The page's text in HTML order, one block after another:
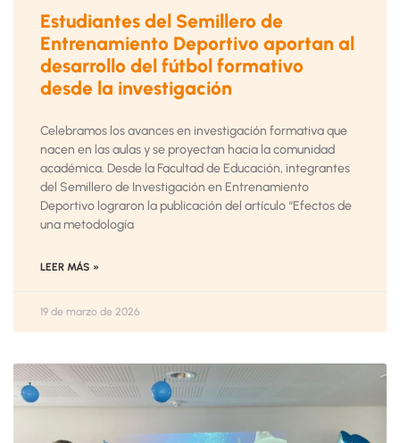
Estudiantes del Semillero de
Entrenamiento Deportivo aportan al
desarrollo del fútbol formativo
desde la investigación
Celebramos los avances en investigación formativa que
nacen en las aulas y se proyectan hacia la comunidad
académica. Desde la Facultad de Educación, integrantes
del Semillero de Investigación en Entrenamiento
Deportivo lograron la publicación del artículo “Efectos de
una metodología
LEER MÁS »
19 de marzo de 2026